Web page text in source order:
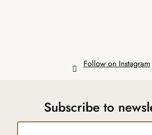
Follow on Instagram
Subscribe to